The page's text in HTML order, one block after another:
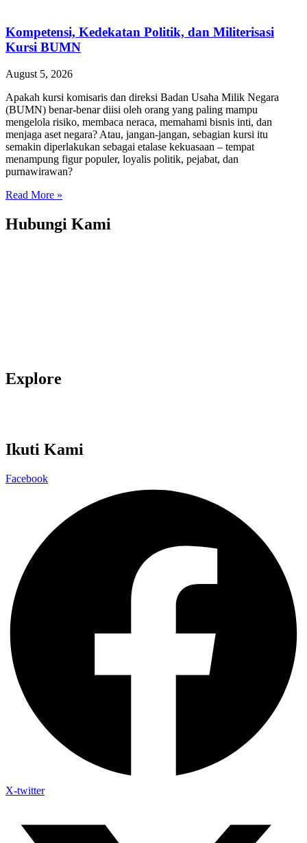
Kompetensi, Kedekatan Politik, dan Militerisasi
Kursi BUMN
August 5, 2026
Apakah kursi komisaris dan direksi Badan Usaha Milik Negara
(BUMN) benar-benar diisi oleh orang yang paling mampu
mengelola risiko, membaca neraca, memahami bisnis inti, dan
menjaga aset negara? Atau, jangan-jangan, sebagian kursi itu
semakin diperlakukan sebagai etalase kekuasaan – tempat
menampung figur populer, loyalis politik, pejabat, dan
purnawirawan?
Read More »
Hubungi Kami
Explore
Ikuti Kami
Facebook
X-twitter